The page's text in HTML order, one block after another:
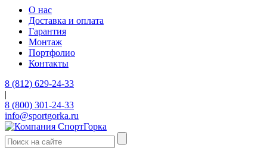
О нас
Доставка и оплата
Гарантия
Монтаж
Портфолио
Контакты
8 (812) 629-24-33
|
8 (800) 301-24-33
info@sportgorka.ru